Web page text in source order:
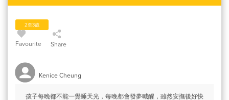
2至3歲
Favourite Share
Kenice Cheung
孩子每晚都不能一覺睡天光，每晚都會發夢喊醒，雖然安撫後好快